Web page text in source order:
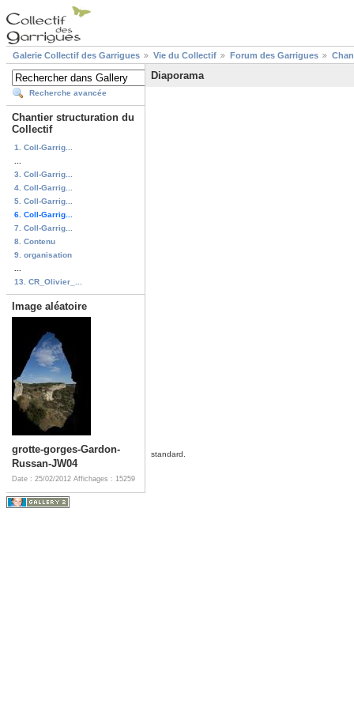
Galerie Collectif des Garrigues Vie du Collectif Forum des Garrigues
Recherche avancée
Chantier structuration du
Collectif
1. Coll-Garrig...
3. Coll-Garrig...
4. Coll-Garrig...
5. Coll-Garrig...
6. Coll-Garrig...
7. Coll-Garrig...
8. Contenu
9. organisation
13. CR_Olivier_...
Image aléatoire
grotte-gorges-Gardon-
Russan-JW04
Date : 25/02/2012 Affichages : 15259
Diaporama
standard.